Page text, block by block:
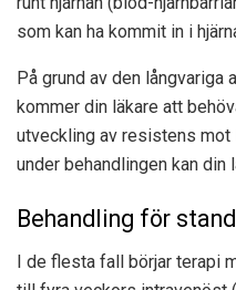
som kan ha kommit in i
På grund av den långvariga
kommer din läkare att
utveckling av resistens mot
under behandlingen kan din
Behandling för
I de flesta fall börjar terapi